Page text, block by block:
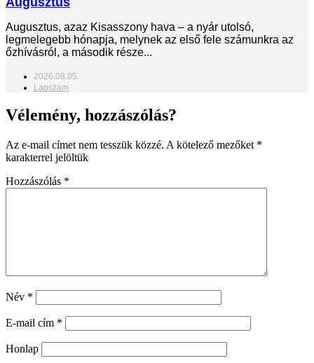
Augusztus, azaz Kisasszony hava – a nyár utolsó,
legmelegebb hónapja, melynek az első fele számunkra az
őzhívásról, a második része...
2026.08.05.
Lapszám
Vélemény, hozzászólás?
Az e-mail címet nem tesszük közzé. A kötelező mezőket *
karakterrel jelöltük
Hozzászólás *
Név *
E-mail cím *
Honlap